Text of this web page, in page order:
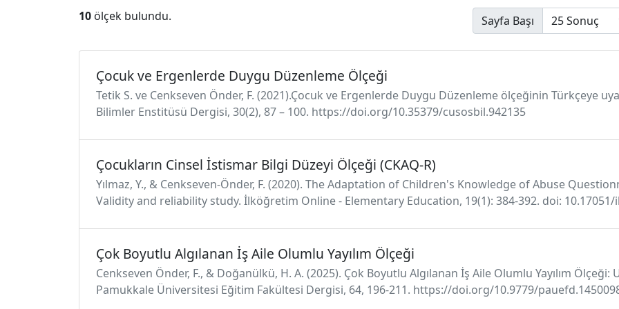
10 ölçek bulundu. Sayfa Başı
Çocuk ve Ergenlerde Duygu Düzenleme Ölçeği
Tetik S. ve Cenkseven Önder, F. (2021).Çocuk ve Ergenlerde Duygu Düzenleme ölçeğinin Türkçeye
Bilimler Enstitüsü Dergisi, 30(2), 87 – 100. https://doi.org/10.35379/cusosbil.942135
Çocukların Cinsel İstismar Bilgi Düzeyi Ölçeği (CKAQ-R)
Yılmaz, Y., & Cenkseven-Önder, F. (2020). The Adaptation of Children's Knowledge of Abuse
Validity and reliability study. İlköğretim Online - Elementary Education, 19(1): 384-392. doi:
Çok Boyutlu Algılanan İş Aile Olumlu Yayılım Ölçeği
Cenkseven Önder, F., & Doğanülkü, H. A. (2025). Çok Boyutlu Algılanan İş Aile Olumlu Yayılım
Pamukkale Üniversitesi Eğitim Fakültesi Dergisi, 64, 196-211. https://doi.org/10.9779/